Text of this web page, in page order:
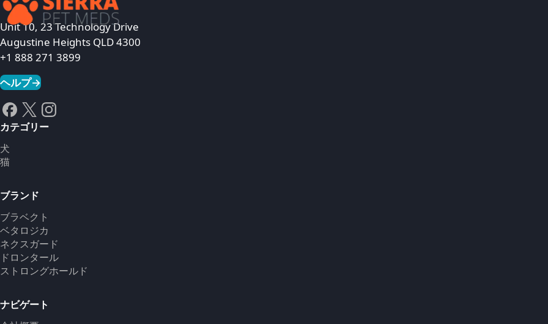
Unit 10, 23 Technology Drive
Augustine Heights QLD 4300
+1 888 271 3899
ヘルプ→
カテゴリー
犬
猫
ブランド
ブラベクト
ベタロジカ
ネクスガード
ドロンタール
ストロングホールド
ナビゲート